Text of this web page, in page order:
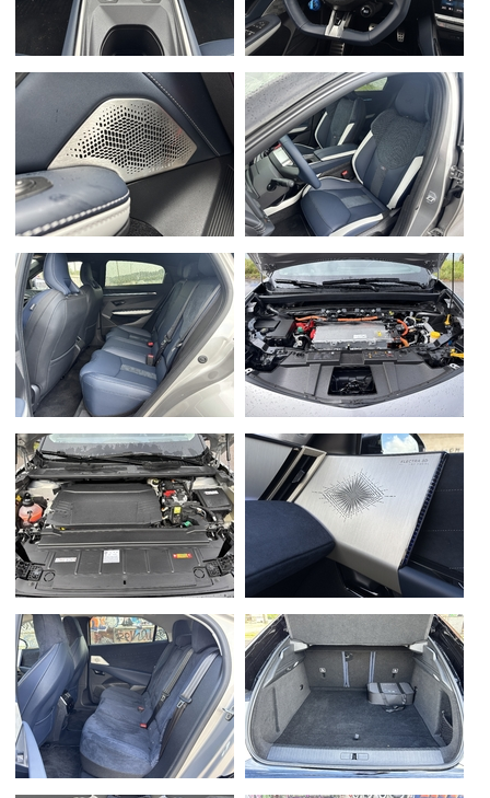
Marques